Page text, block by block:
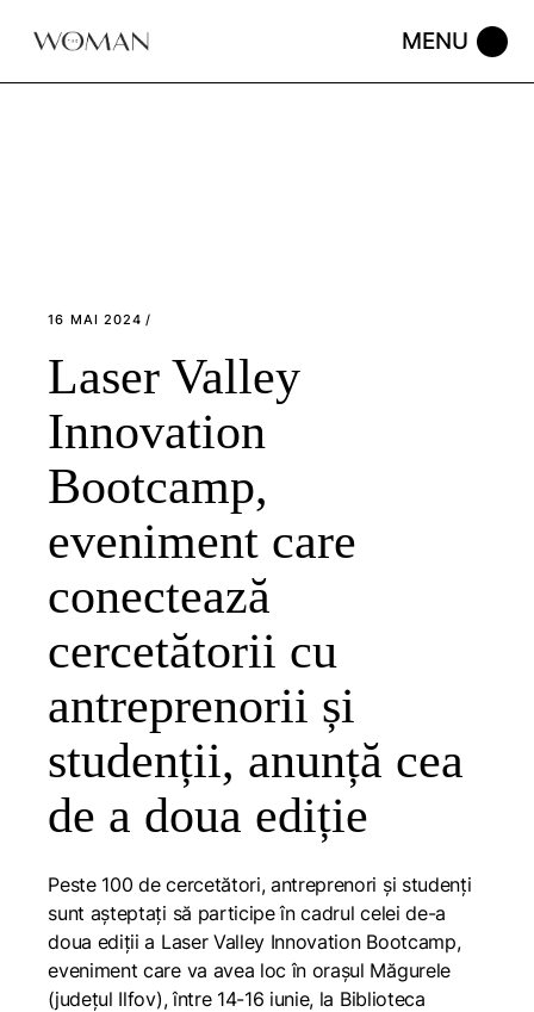
16 MAI 2024
Laser Valley
Innovation
Bootcamp,
eveniment care
conectează
cercetătorii cu
antreprenorii și
studenții, anunță cea
de a doua ediție
Peste 100 de cercetători, antreprenori și studenți
sunt așteptați să participe în cadrul celei de-a
doua ediții a Laser Valley Innovation Bootcamp,
eveniment care va avea loc în orașul Măgurele
(județul Ilfov), între 14-16 iunie, la Biblioteca